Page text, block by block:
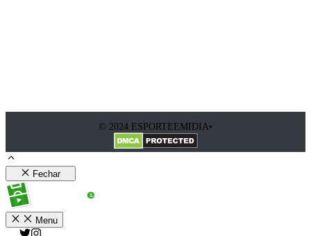
© 2024 ESPORTEEMIDIA•
Fechar
Menu